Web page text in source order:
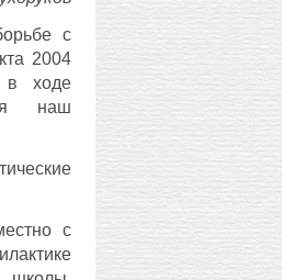
с
2004
в ходе
наш
с